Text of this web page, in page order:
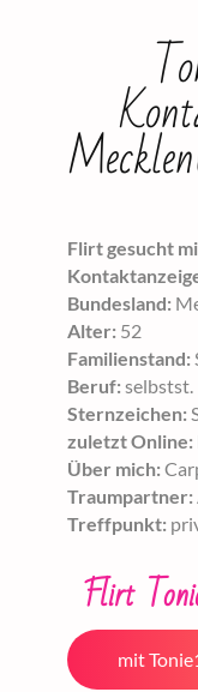
Flirt gesucht
Bundesland:
Alter: 52
Familienstand:
Beruf: selbstst.
Sternzeichen:
zuletzt Online:
Über mich:
Traumpartner:
Treffpunkt:
Flirt
mit